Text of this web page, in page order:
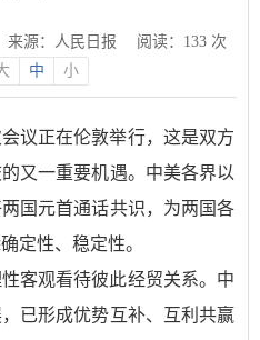
来源：人民日报 阅读： 133次
中 小
议正在伦敦举行，这是双方
又一重要机遇。中美各界以
国元首通话共识，为两国各
定性、稳定性。
客观看待彼此经贸关系。中
已形成优势互补、互利共赢